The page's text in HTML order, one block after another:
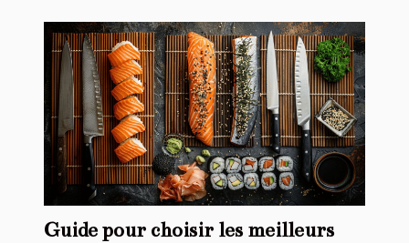
Guide pour choisir les meilleurs